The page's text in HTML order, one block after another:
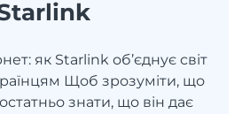
як Starlink об’єднує світ
Щоб зрозуміти, що
знати, що він дає